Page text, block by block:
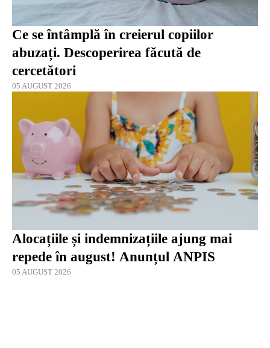
Ce se întâmplă în creierul copiilor
abuzați. Descoperirea făcută de
cercetători
05 AUGUST 2026
Alocațiile și indemnizațiile ajung mai
repede în august! Anunțul ANPIS
05 AUGUST 2026